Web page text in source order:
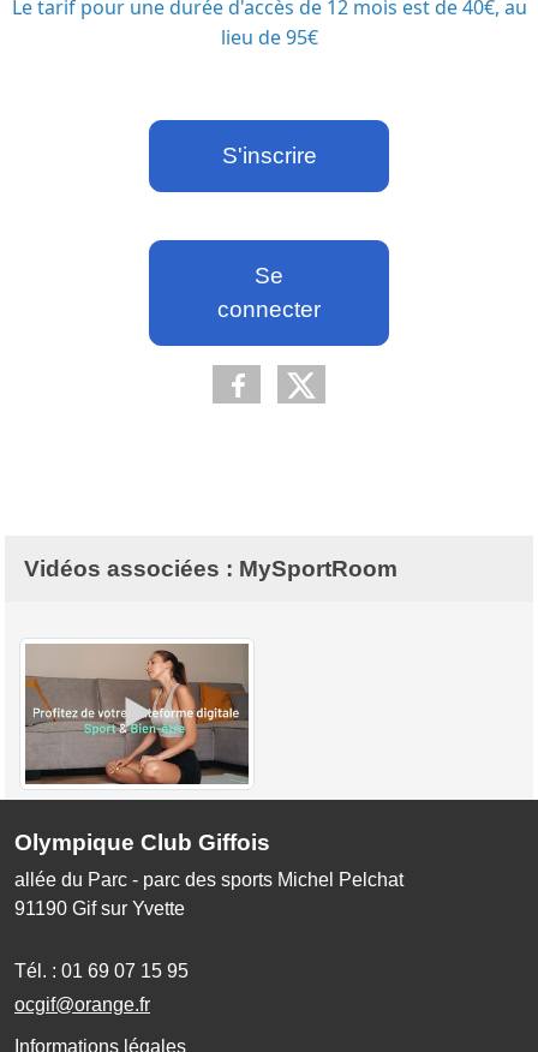
Le tarif pour une durée d'accès de 12 mois est de 40€, au
lieu de 95€
S'inscrire
Se
connecter
Vidéos associées : MySportRoom
Olympique Club Giffois
allée du Parc - parc des sports Michel Pelchat
91190 Gif sur Yvette
Tél. : 01 69 07 15 95
ocgif@orange.fr
Informations légales